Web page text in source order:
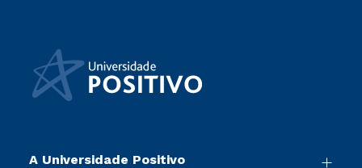
A Universidade Positivo